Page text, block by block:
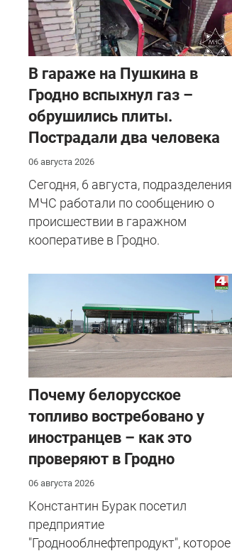
В гараже на Пушкина в
Гродно вспыхнул газ –
обрушились плиты.
Пострадали два человека
06 августа 2026
Сегодня, 6 августа, подразделения
МЧС работали по сообщению о
происшествии в гаражном
кооперативе в Гродно.
Почему белорусское
топливо востребовано у
иностранцев – как это
проверяют в Гродно
06 августа 2026
Константин Бурак посетил
предприятие
"Гроднооблнефтепродукт", которое